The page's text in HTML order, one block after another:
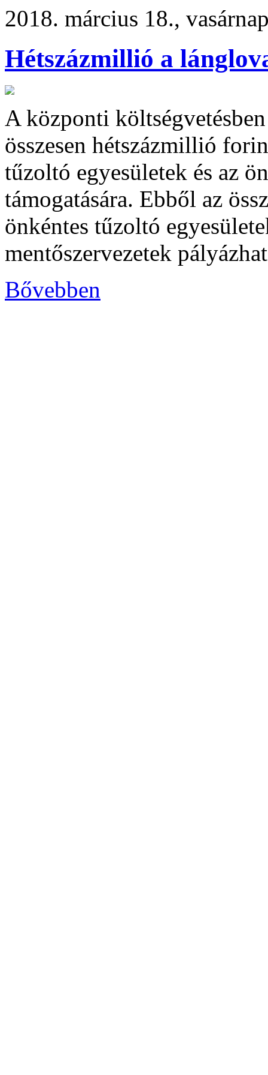
2018. március 18.,
Hétszázmillió a
A központi
összesen hétszázmillió
tűzoltó egyesületek és az
támogatására. Ebből az
önkéntes tűzoltó
mentőszervezetek
Bővebben